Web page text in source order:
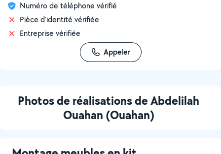
Numéro de téléphone vérifié
Pièce d'identité vérifiée
Entreprise vérifiée
Appeler
Photos de réalisations de Abdelilah
Ouahan (Ouahan)